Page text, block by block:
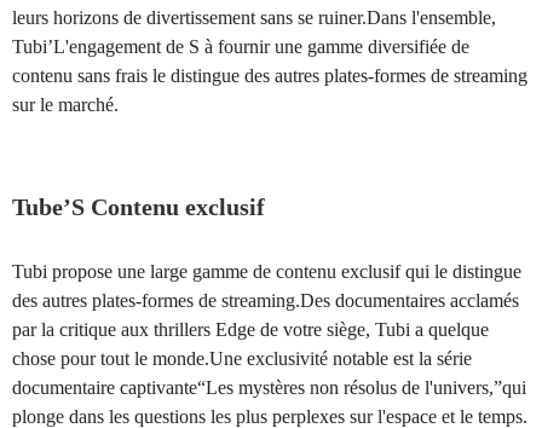
leurs horizons de divertissement sans se ruiner.Dans l'ensemble,
Tubi’L'engagement de S à fournir une gamme diversifiée de
contenu sans frais le distingue des autres plates-formes de streaming
sur le marché.
Tube’S Contenu exclusif
Tubi propose une large gamme de contenu exclusif qui le distingue
des autres plates-formes de streaming.Des documentaires acclamés
par la critique aux thrillers Edge de votre siège, Tubi a quelque
chose pour tout le monde.Une exclusivité notable est la série
documentaire captivante“Les mystères non résolus de l'univers,”qui
plonge dans les questions les plus perplexes sur l'espace et le temps.